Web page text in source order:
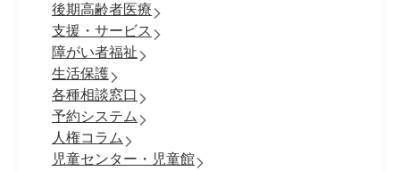
後期高齢者医療
支援・サービス
障がい者福祉
生活保護
各種相談窓口
予約システム
人権コラム
児童センター・児童館